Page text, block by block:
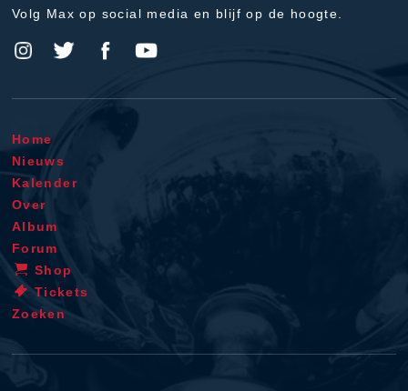
Volg Max op social media en blijf op de hoogte.
Home
Nieuws
Kalender
Over
Album
Forum
Shop
Tickets
Zoeken